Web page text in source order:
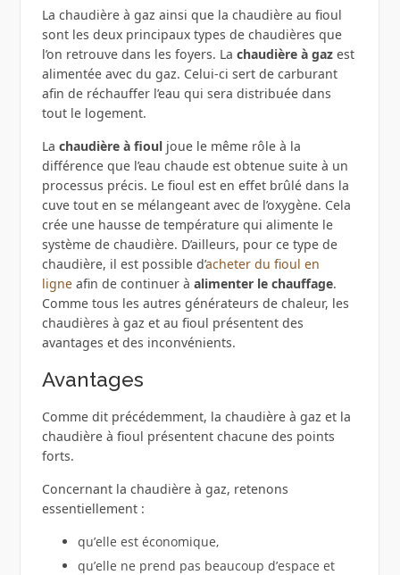
La chaudière à gaz ainsi que la chaudière au fioul
sont les deux principaux types de chaudières que
l’on retrouve dans les foyers. La chaudière à gazest
alimentée avec du gaz. Celui-ci sert de carburant
afin de réchauffer l’eau qui sera distribuée dans
tout le logement.
La chaudière à fiouljoue le même rôle à la
différence que l’eau chaude est obtenue suite à un
processus précis. Le fioul est en effet brûlé dans la
cuve tout en se mélangeant avec de l’oxygène. Cela
crée une hausse de température qui alimente le
système de chaudière. D’ailleurs, pour ce type de
chaudière, il est possible d’acheter du fioul en
ligneafin de continuer à alimenter le chauffage.
Comme tous les autres générateurs de chaleur, les
chaudières à gaz et au fioul présentent des
avantages et des inconvénients.
Avantages
Comme dit précédemment, la chaudière à gaz et la
chaudière à fioul présentent chacune des points
forts.
Concernant la chaudière à gaz, retenons
essentiellement :
qu’elle est économique,
qu’elle ne prend pas beaucoup d’espace et